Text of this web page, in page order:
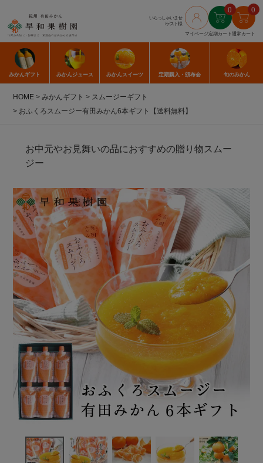
いらっしゃいませ
/ゲスト様
マイページ
0
定期カート
0
通常カート
みかんギフト みかんジュース みかんスイーツ 定期購入 ・頒布会 旬のみかん
HOME みかんギフト
スムージーギフト
おふくろスムージー有田みかん6本ギフト【送料無料】
お中元やお見舞いの品におすすめの贈り物スムー
ジー